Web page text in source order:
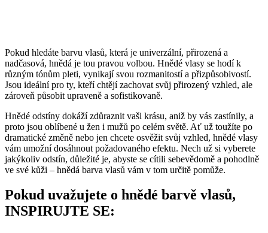
Pokud hledáte barvu vlasů, která je univerzální, přirozená a
nadčasová, hnědá je tou pravou volbou. Hnědé vlasy se hodí k
různým tónům pleti, vynikají svou rozmanitostí a přizpůsobivostí.
Jsou ideální pro ty, kteří chtějí zachovat svůj přirozený vzhled, ale
zároveň působit upraveně a sofistikovaně.
Hnědé odstíny dokáží zdůraznit vaši krásu, aniž by vás zastínily, a
proto jsou oblíbené u žen i mužů po celém světě. Ať už toužíte po
dramatické změně nebo jen chcete osvěžit svůj vzhled, hnědé vlasy
vám umožní dosáhnout požadovaného efektu. Nech už si vyberete
jakýkoliv odstín, důležité je, abyste se cítili sebevědomě a pohodlně
ve své kůži – hnědá barva vlasů vám v tom určitě pomůže.
Pokud uvažujete o hnědé barvě vlasů,
INSPIRUJTE SE: